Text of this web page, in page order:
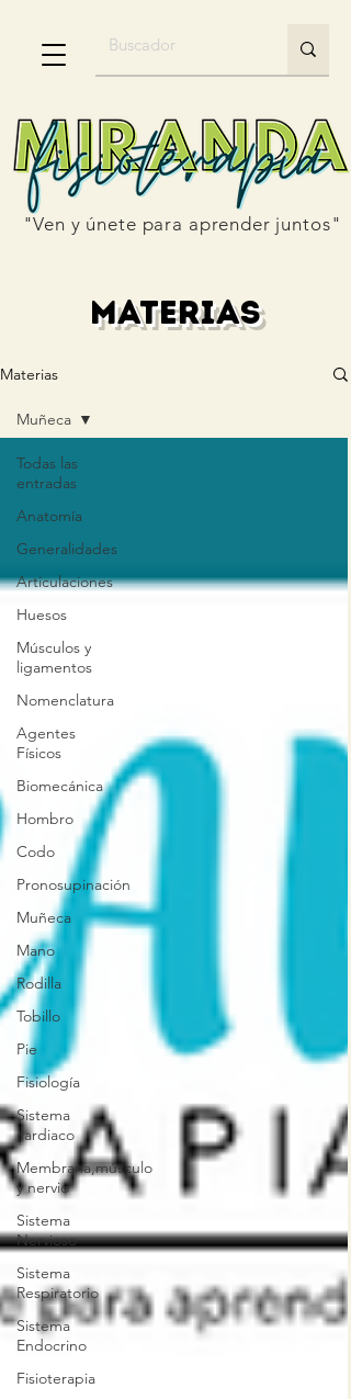
"Ven y únete para aprender juntos"
materias
Materias
Todas las
entradas
Anatomía
Generalidades
Articulaciones
Huesos
Músculos y
ligamentos
Nomenclatura
Agentes
Físicos
Biomecánica
Hombro
Codo
Pronosupinación
Muñeca
Mano
Rodilla
Tobillo
Pie
Fisiología
Sistema
cardiaco
Membrana,músculo
y nervio
Sistema
Nervioso
Sistema
Respiratorio
Sistema
Endocrino
Fisioterapia
Muñeca